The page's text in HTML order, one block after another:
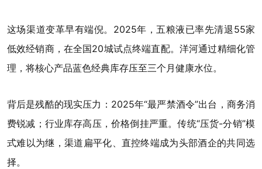
这场渠道变革早有端倪。2025年，五粮液已率先清退55家
低效经销商，在全国20城试点终端直配。洋河通过精细化管
理，将核心产品蓝色经典库存压至三个月健康水位。
背后是残酷的现实压力：2025年“最严禁酒令”出台，商务消
费锐减；行业库存高压，价格倒挂严重。传统“压货-分销”模
式难以为继，渠道扁平化、直控终端成为头部酒企的共同选
择。